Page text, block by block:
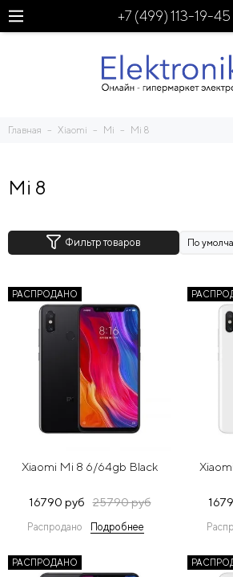
+7 (499) 113-19-45
Главная Xiaomi Mi Mi 8
Mi 8
Фильтр товаров
РАСПРОДАНО
Xiaomi Mi 8 6/64gb Black
16790 руб 25790 руб
Распродано Подробнее
РАСПРОДАНО